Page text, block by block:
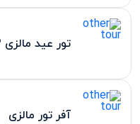
تور عید مالزی 1403 - نیمه اول
آفر تور مالزی